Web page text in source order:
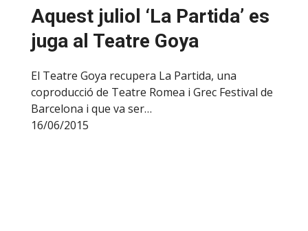
Aquest juliol ‘La Partida’ es
juga al Teatre Goya
El Teatre Goya recupera La Partida, una
coproducció de Teatre Romea i Grec Festival de
Barcelona i que va ser…
16/06/2015